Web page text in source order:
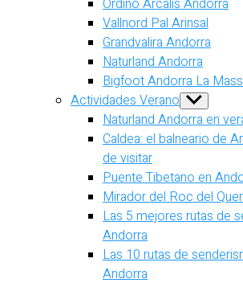
Ordino Arcalís Andorra
Vallnord Pal Arinsal
Grandvalira Andorra
Naturland Andorra
Bigfoot Andorra La
Actividades Verano Show
sub
menu
Naturland Andorra en
Caldea: el balneario de
de visitar
Puente Tibetano en
Mirador del Roc del Quer
Las 5 mejores rutas de
Andorra
Las 10 rutas de
Andorra